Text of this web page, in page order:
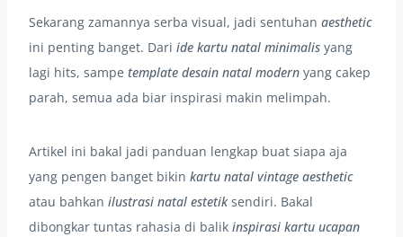
Sekarang zamannya serba visual, jadi sentuhan aesthetic
ini penting banget. Dari ide kartu natal minimalis yang
lagi hits, sampe template desain natal modern yang cakep
parah, semua ada biar inspirasi makin melimpah.
Artikel ini bakal jadi panduan lengkap buat siapa aja
yang pengen banget bikin kartu natal vintage aesthetic
atau bahkan ilustrasi natal estetiksendiri. Bakal
dibongkar tuntas rahasia di balik inspirasi kartu ucapan